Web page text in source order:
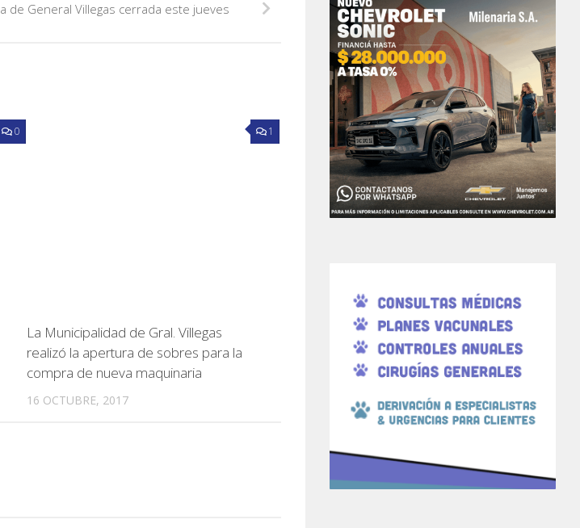
de General Villegas cerrada este jueves
0 1
La Municipalidad de Gral. Villegas
realizó la apertura de sobres para la
compra de nueva maquinaria
16 OCTUBRE, 2017